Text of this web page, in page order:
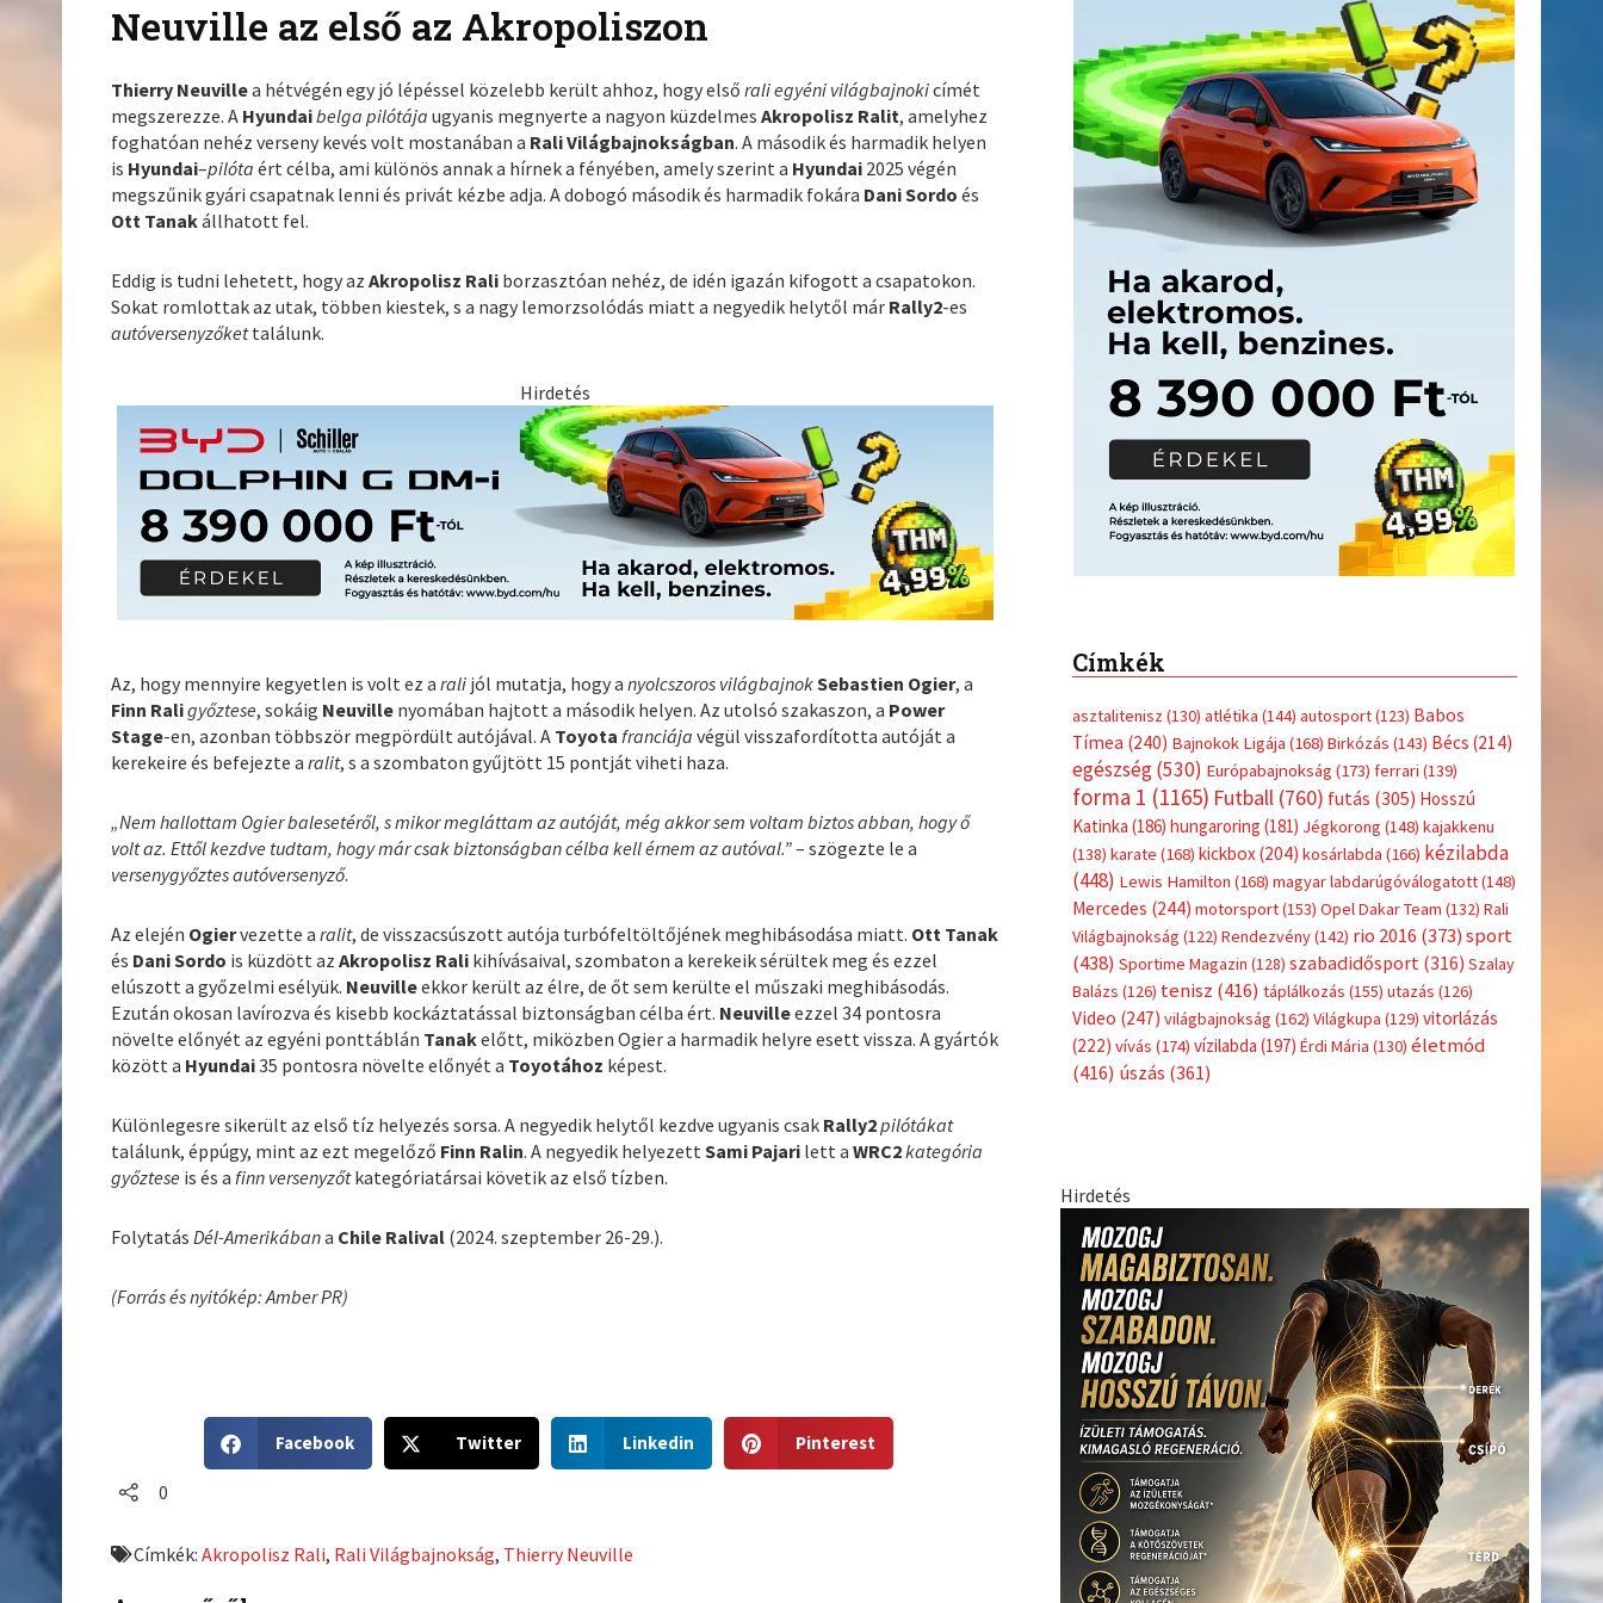
Neuville az első az Akropoliszon
Thierry Neuvillea hétvégén egy jó lépéssel közelebb került ahhoz, hogy elsőrali egyéni világbajnokicímét
megszerezze. A Hyundaibelga pilótája ugyanis megnyerte a nagyon küzdelmesAkropolisz Ralit, amelyhez
foghatóan nehéz verseny kevés volt mostanában a Rali Világbajnokságban. A második és harmadik helyen
is Hyundai–pilóta ért célba, ami különös annak a hírnek a fényében, amely szerint a Hyundai 2025 végén
megszűnik gyári csapatnak lenni és privát kézbe adja. A dobogó második és harmadik fokára Dani Sordo és
Ott Tanakállhatott fel.
Eddig is tudni lehetett, hogy azAkropolisz Rali borzasztóan nehéz, de idén igazán kifogott a csapatokon.
Sokat romlottak az utak, többen kiestek, s a nagy lemorzsolódás miatt a negyedik helytől már Rally2-es
autóversenyzőkettalálunk.
Hirdetés
Az, hogy mennyire kegyetlen is volt ez arali jól mutatja, hogy anyolcszoros világbajnokSebastien Ogier, a
Finn Raligyőztese, sokáig Neuville nyomában hajtott a második helyen. Az utolsó szakaszon, a Power
Stage-en, azonban többször megpördült autójával. A Toyota franciája végül visszafordította autóját a
kerekeire és befejezte aralit, s a szombaton gyűjtött 15 pontját viheti haza.
„Nem hallottam Ogier balesetéről, s mikor megláttam az autóját, még akkor sem voltam biztos abban, hogy ő
volt az. Ettől kezdve tudtam, hogy már csak biztonságban célba kell érnem az autóval.”– szögezte le a
versenygyőztes autóversenyző.
Az elején Ogiervezette aralit, de visszacsúszott autója turbófeltöltőjének meghibásodása miatt. Ott Tanak
és Dani Sordo is küzdött azAkropolisz Rali kihívásaival, szombaton a kerekeik sérültek meg és ezzel
elúszott a győzelmi esélyük. Neuvilleekkor került az élre, de őt sem kerülte el műszaki meghibásodás.
Ezután okosan lavírozva és kisebb kockáztatással biztonságban célba ért. Neuvilleezzel 34 pontosra
növelte előnyét az egyéni ponttáblán Tanakelőtt, miközben Ogier a harmadik helyre esett vissza. A gyártók
között a Hyundai35 pontosra növelte előnyét a Toyotához képest.
Különlegesre sikerült az első tíz helyezés sorsa. A negyedik helytől kezdve ugyanis csak Rally2pilótákat
találunk, éppúgy, mint az ezt megelőző Finn Ralin. A negyedik helyezettSami Pajari lett aWRC2kategória
győztese is és afinn versenyzőtkategóriatársai követik az első tízben.
FolytatásDél-Amerikábana Chile Ralival (2024. szeptember 26-29.).
(Forrás és nyitókép: Amber PR)
h
o
Facebook
h
o
Twitter
h
o
Linkedin
h
Pinterest
0
Címkék:Akropolisz Rali, Rali Világbajnokság, Thierry Neuville
Címkék
asztalitenisz (130) atlétika (144) autosport(123) Babos
Tímea (240) Bajnokok Ligája (168) Birkózás (143) Bécs (214)
egészség(530) Európabajnokság (173) ferrari (139)
forma 1 (1165) Futball(760) futás (305) Hosszú
Katinka (186) hungaroring (181) Jégkorong (148) kajakkenu
(138) karate (168) kickbox(204) kosárlabda (166) kézilabda
(448) Lewis Hamilton (168) magyar labdarúgóválogatott(148)
Mercedes (244) motorsport(153) Opel Dakar Team (132) Rali
Világbajnokság (122) Rendezvény(142) rio 2016 (373) sport
(438) Sportime Magazin (128) szabadidősport (316) Szalay
Balázs (126) tenisz (416) táplálkozás (155) utazás (126)
Video (247) világbajnokság (162) Világkupa (129) vitorlázás
(222) vívás (174) vízilabda (197) Érdi Mária (130) életmód
(416) úszás (361)
Hirdetés